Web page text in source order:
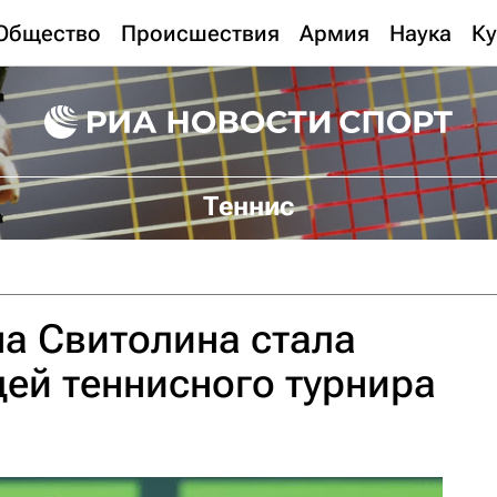
Происшествия Армия Наука
Теннис
Свитолина стала
теннисного турнира